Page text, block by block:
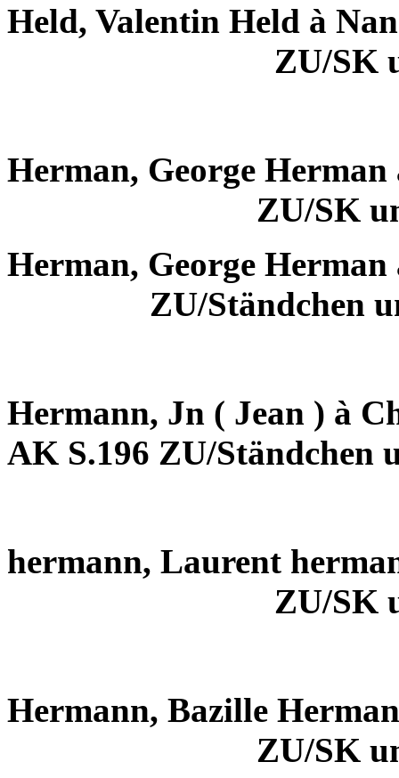
Held, Valentin Held à
ZU/SK
Herman, George
ZU/SK
Herman, George
ZU/Ständchen
Hermann, Jn ( Jean ) à
AK S.196 ZU/Ständchen
hermann, Laurent
ZU/SK
Hermann, Bazille
ZU/SK